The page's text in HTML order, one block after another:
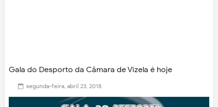
Gala do Desporto da Câmara de Vizela é hoje
segunda-feira, abril 23, 2018